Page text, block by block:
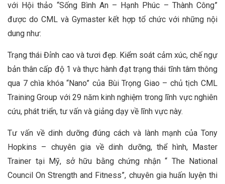
với Hội thảo “Sống Bình An – Hạnh Phúc – Thành Công”
được do CML và Gymaster kết hợp tổ chức với những nội
dung như:
Trạng thái Đỉnh cao và tươi đẹp. Kiểm soát cảm xúc, chế ngự
bản thân cấp độ 1 và thực hành đạt trạng thái tĩnh tâm thông
qua 7 chìa khóa “Nano” của Bùi Trọng Giao – chủ tịch CML
Training Group với 29 năm kinh nghiệm trong lĩnh vực nghiên
cứu, phát triển, tư vấn và giảng dạy về lĩnh vực này.
Tư vấn về dinh dưỡng đúng cách và lành mạnh của Tony
Hopkins – chuyên gia về dinh dưỡng, thể hình, Master
Trainer tại Mỹ, sở hữu bằng chứng nhận “ The National
Council On Strength and Fitness”, chuyên gia huấn luyện thi